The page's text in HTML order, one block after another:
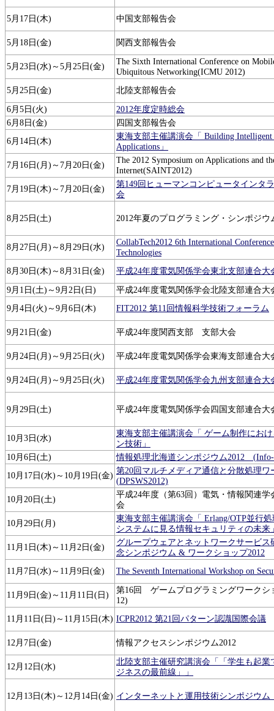
5月17日(木) 中国支部報告会
5月18日(金) 関西支部報告会
5月23日(水)～5月25日(金)
The Sixth International Conference on
Ubiquitous Networking(ICMU 2012)
5月25日(金)
北陸支部報告会
6月5日(火)
2012年度定時総会
6月8日(金)
四国支部報告会
6月14日(木)
東海支部主催講演会「 Building
Applications」
7月16日(月)～7月20日(金)
The 2012 Symposium on Applications and
Internet(SAINT2012)
7月19日(木)～7月20日(金)
第149回ヒューマンコンピュータインタ
会
8月25日(土) 2012年夏のプログラミング・シンポジウ
8月27日(月)～8月29日(水)
CollabTech2012 6th International
Technologies
8月30日(木)～8月31日(金)
平成24年度電気関係学会東北支部連合大
9月1日(土)～9月2日(日)
平成24年度電気関係学会北陸支部連合大
9月4日(火)～9月6日(木)
FIT2012 第11回情報科学技術フォーラム
9月21日(金) 平成24年度関西支部 支部大会
9月24日(月)～9月25日(火) 平成24年度電気関係学会東海支部連合大
9月24日(月)～9月25日(火) 平成24年度電気関係学会九州支部連合大
9月29日(土) 平成24年度電気関係学会四国支部連合大
10月3日(水)
東海支部主催講演会「 ゲーム制作にお
ン技術」
10月6日(土)
情報処理北海道シンポジウム2012 (Info-
10月17日(水)～10月19日(金)
第20回マルチメディア通信と分散処理ワ
(DPSWS2012)
10月20日(土)
平成24年度（第63回）電気・情報関連学
会
10月29日(月)
東海支部主催講演会「 Erlang/OTP並行
システムに見る情報セキュリティの未来
11月1日(木)～11月2日(金)
グループウェアとネットワークサービス
念シンポジウム & ワークショップ2012
11月7日(水)～11月9日(金)
The Seventh International Workshop on
11月9日(金)～11月11日(日)
第16回 ゲームプログラミングワークシ
12)
11月11日(日)～11月15日(木) ICPR2012 第21回パターン認識国際会議
12月7日(金) 情報アクセスシンポジウム2012
12月12日(水)
北陸支部主催研究講演会「「学生も起業
ジネスの最前線」」
12月13日(木)～12月14日(金) インターネットと運用技術シンポジウム